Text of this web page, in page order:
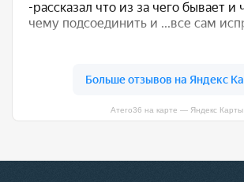
Атего36 на карте — Яндекс Карты